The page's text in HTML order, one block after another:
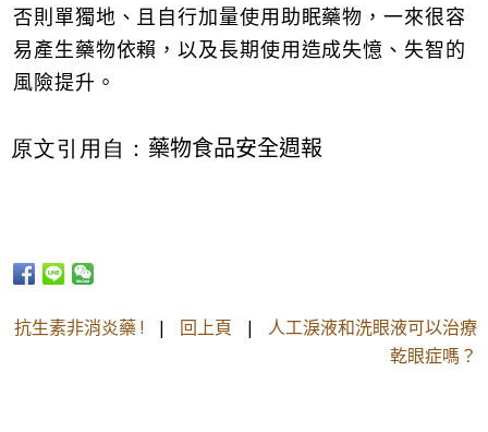
否則單獨地、且自行加量使用助眠藥物，一來很容
易產生藥物依賴，以及長期使用造成失憶、失智的
風險提升。
原文引用自： 藥物食品安全週報
抗生素非消炎藥 ! | 回上頁 | 人工淚液和洗眼液可以治療
乾眼症嗎？